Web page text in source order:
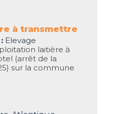
à transmettre
Elevage
laitière à
(arrêt de la
sur la commune